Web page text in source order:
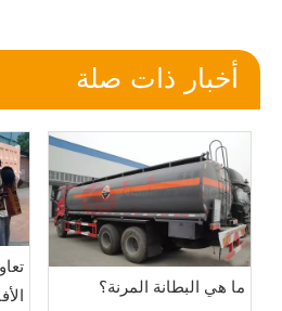
أخبار ذات صلة
ما هي البطانة المرنة؟